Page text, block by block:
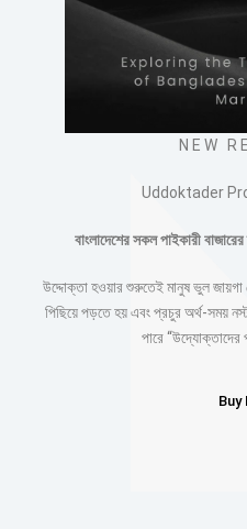
NEW
Uddoktader
বাংলাদেশের সকল পাইকারী
উদ্দোক্তা হওয়ার শুরুতেই মানুষ ভুল
পিছিয়ে পড়তে হয় এবং প্রচুর অর্থ-সময়
পারে “উদ্যোক্তাদের
Buy